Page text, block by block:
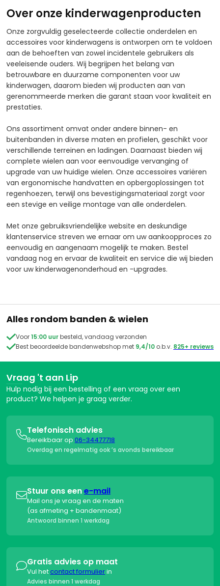
Over onze kinderwagenproducten
Onze zorgvuldig geselecteerde collectie onderdelen en
accessoires voor kinderwagens is ontworpen om te voldoen
aan de behoeften van zowel incidentele gebruikers als
veeleisende ouders. Wij begrijpen het belang van
betrouwbare en duurzame componenten voor uw
kinderwagen, daarom bieden wij producten aan van
gerenommeerde merken die garant staan voor kwaliteit en
prestaties.​
Ons assortiment omvat onder andere binnen- en
buitenbanden in diverse maten en profielen, geschikt voor
verschillende terreinen en ladingen. Daarnaast bieden wij
complete wielen aan voor eenvoudige vervanging of
upgrade van uw huidige wielen. Onze accessoires variëren
van ergonomische handvatten en opbergoplossingen tot
regenhoezen, terwijl ons bevestigingsmateriaal zorgt voor
een stevige en veilige montage van alle onderdelen.​
Met onze gebruiksvriendelijke website en deskundige
klantenservice streven we ernaar om uw aankoopproces zo
eenvoudig en aangenaam mogelijk te maken. Bestel
vandaag nog en ervaar de kwaliteit en service die wij bieden
voor uw kinderwagenonderhoud en -upgrades.
Alles rondom banden & wielen
Voor15:00 uurbesteld, vandaag verzonden
Best beoordeelde bandenwebshop met 9,4/10 o.b.v. 825+ reviews
Vraag 't aan Lip
Hulp nodig bij een bestelling of een vraag over een
product? We helpen je graag verder.
Telefonisch advies
Bereikbaar op 06-34477718
Overdag en regelmatig ook ’s avonds bereikbaar
Stuur ons eene-mail
Mail ons je vraag en de maten
(as afmeting + bandenmaat)
Antwoord binnen 1 werkdag
Gratis advies op maat
Vul hetcontact formulierin
Advies binnen 1 werkdag